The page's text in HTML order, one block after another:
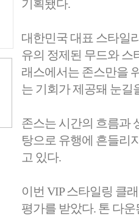
기획됐다.
대한민국 대표 스타일
유의 정제된 무드와 스
래스에서는 존스만을
는 기회가 제공돼 눈길
존스는 시간의 흐름과
탕으로 유행에 흔들리
고 있다.
이번 VIP 스타일링 클
평가를 받았다. 톤 다